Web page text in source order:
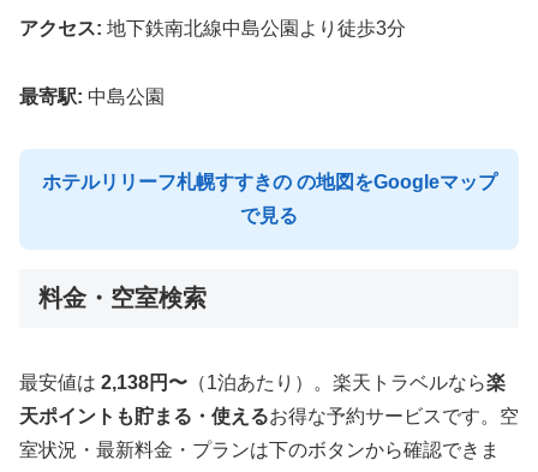
アクセス: 地下鉄南北線中島公園より徒歩3分
最寄駅: 中島公園
ホテルリリーフ札幌すすきの の地図をGoogleマップ
で見る
料金・空室検索
最安値は 2,138円〜 （1泊あたり）。楽天トラベルなら楽
天ポイントも貯まる・使えるお得な予約サービスです。空
室状況・最新料金・プランは下のボタンから確認できま